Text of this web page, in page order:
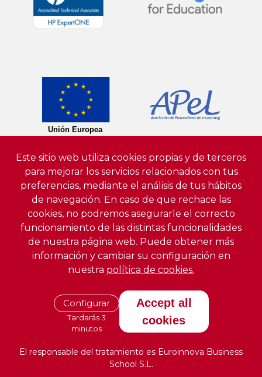
Este sitio web utiliza cookies propias y de terceros
para mejorar los servicios relacionados con tus
preferencias, mediante el análisis de tus hábitos
de navegación. En caso de que rechace las
cookies, no podremos asegurarle el correcto
funcionamiento de las distintas funcionalidades
de nuestra página web. Puede obtener más
información y cambiar su configuración en
nuestra política de cookies.
Configurar
Tardarás 3
minutos
Accept all
cookies
El responsable del tratamiento es Euroinnova Business
School S.L.